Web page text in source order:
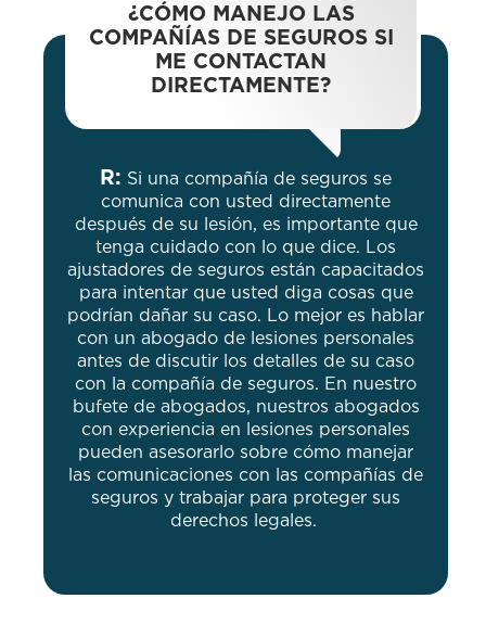
¿CÓMO MANEJO LAS
COMPAÑÍAS DE SEGUROS SI
ME CONTACTAN
DIRECTAMENTE?
R: Si una compañía de seguros se
comunica con usted directamente
después de su lesión, es importante que
tenga cuidado con lo que dice. Los
ajustadores de seguros están capacitados
para intentar que usted diga cosas que
podrían dañar su caso. Lo mejor es hablar
con un abogado de lesiones personales
antes de discutir los detalles de su caso
con la compañía de seguros. En nuestro
bufete de abogados, nuestros abogados
con experiencia en lesiones personales
pueden asesorarlo sobre cómo manejar
las comunicaciones con las compañías de
seguros y trabajar para proteger sus
derechos legales.